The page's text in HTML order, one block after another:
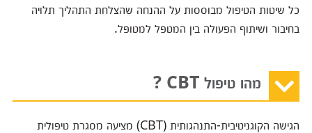
כל שיטות הטיפול מבוססות על ההנחה שהצלחת התהליך תלויה
בחיבור ושיתוף הפעולה בין המטפל למטופל.
מהו טיפול CBT ?
הגישה הקוגניטיבית-התנהגותית (CBT) מציעה מסגרת טיפולית